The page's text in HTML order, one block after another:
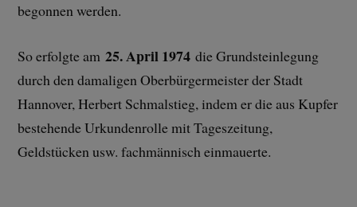
begonnen werden.
So erfolgte am25. April 1974 die Grundsteinlegung
durch den damaligen Oberbürgermeister der Stadt
Hannover, Herbert Schmalstieg, indem er die aus Kupfer
bestehende Urkundenrolle mit Tageszeitung,
Geldstücken usw. fachmännisch einmauerte.